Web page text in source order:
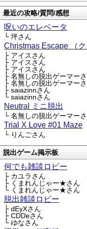
最近の攻略/質問/感想
呪いのエレベータ
└ 坪さん
Christmas Escape （
├ アイスさん
├ アイスさん
├ アイスさん
├ 名無しの脱出ゲーマー
├ 名無しの脱出ゲーマー
├ saiazinnさん
└ saiazinnさん
Neutral ミニ脱出
└ 名無しの脱出ゲーマー
Trial X Love #01 Maze
└ りんごさん
脱出ゲーム掲示板
何でも雑談ロビー
├ カユラさん
├ くまれんじゃー★さん
└ くまれんじゃー★さん
脱出雑談ロビー
├ dEyXさん
├ CDDeさん
└ ゆなさん